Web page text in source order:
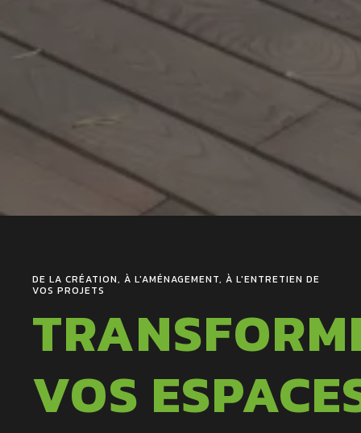
DE LA CRÉATION, À L'AMÉNAGEMENT, À L'ENTRETIEN DE
VOS PROJETS
VOS